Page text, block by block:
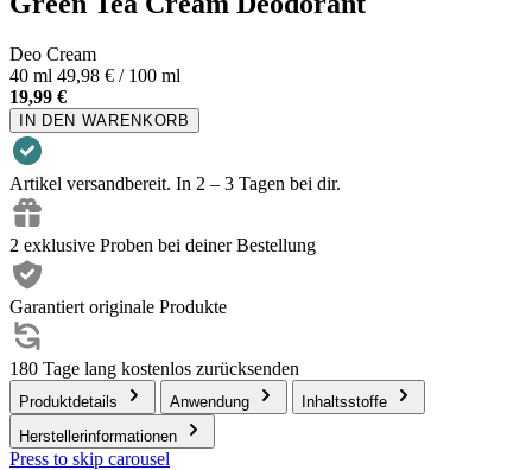
Deo Cream
40 ml 49,98 € / 100 ml
19,99 €
IN DEN WARENKORB
Artikel versandbereit. In 2 – 3 Tagen bei dir.
2 exklusive Proben bei deiner Bestellung
Garantiert originale Produkte
180 Tage lang kostenlos zurücksenden
Produktdetails Anwendung
Inhaltsstoffe
Herstellerinformationen
Press to skip carousel